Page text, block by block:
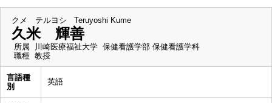
クメ テルヨシ Teruyoshi Kume
久米 輝善
所属
川崎医療福祉大学 保健看護学部 保健看護学科
職種 教授
言語種
別
英語